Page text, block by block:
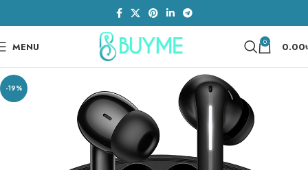
MENU 0 0.00
-19%